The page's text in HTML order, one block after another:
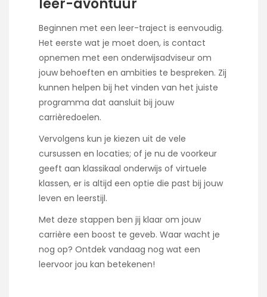
Beginnen met een leer-traject is eenvoudig.
Het eerste wat je moet doen, is contact
opnemen met een onderwijsadviseur om
jouw behoeften en ambities te bespreken. Zij
kunnen helpen bij het vinden van het juiste
programma dat aansluit bij jouw
carrièredoelen.
Vervolgens kun je kiezen uit de vele
cursussen en locaties; of je nu de voorkeur
geeft aan klassikaal onderwijs of virtuele
klassen, er is altijd een optie die past bij jouw
leven en leerstijl.
Met deze stappen ben jij klaar om jouw
carrière een boost te geveb. Waar wacht je
nog op? Ontdek vandaag nog wat een
leervoor jou kan betekenen!